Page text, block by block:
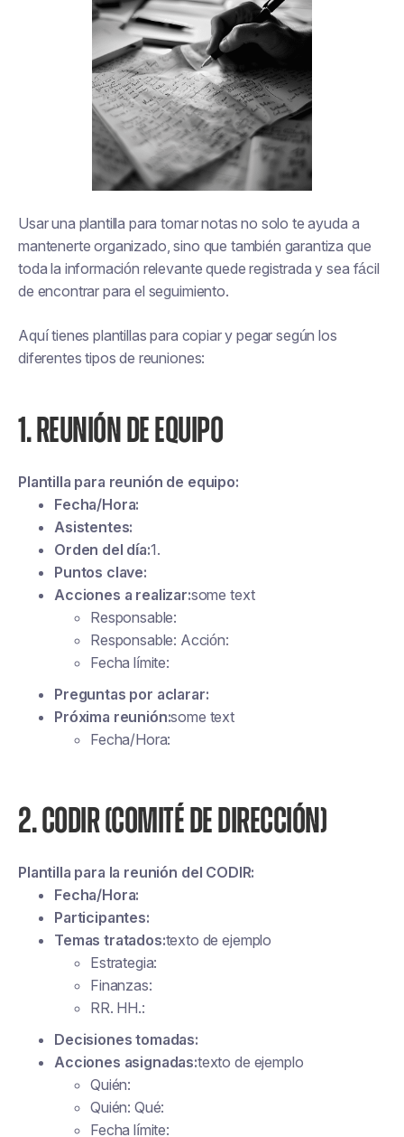
Usar una plantilla para tomar notas no solo te ayuda a
mantenerte organizado, sino que también garantiza que
toda la información relevante quede registrada y sea fácil
de encontrar para el seguimiento.
Aquí tienes plantillas para copiar y pegar según los
diferentes tipos de reuniones:
1. REUNIÓN DE EQUIPO
Plantilla para reunión de equipo:
Fecha/Hora:
Asistentes:
Orden del día:1.
Puntos clave:
Acciones a realizar:some text
Responsable:
Responsable: Acción:
Fecha límite:
Preguntas por aclarar:
Próxima reunión:some text
Fecha/Hora:
2. CODIR (COMITÉ DE DIRECCIÓN)
Plantilla para la reunión del CODIR:
Fecha/Hora:
Participantes:
Temas tratados:texto de ejemplo
Estrategia:
Finanzas:
RR. HH.:
Decisiones tomadas:
Acciones asignadas:texto de ejemplo
Quién:
Quién: Qué:
Fecha límite: